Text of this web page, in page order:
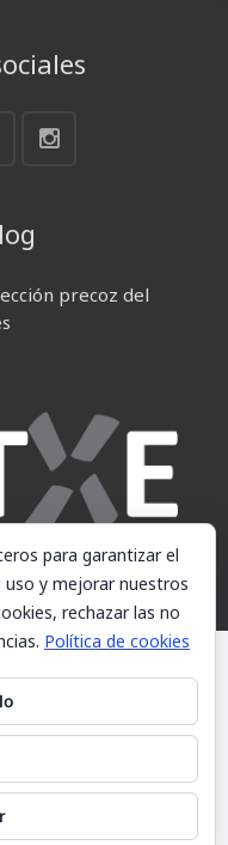
precoz del
utiliza cookies, consulte
para garantizar el
y mejorar nuestros
rechazar las no
Política de cookies